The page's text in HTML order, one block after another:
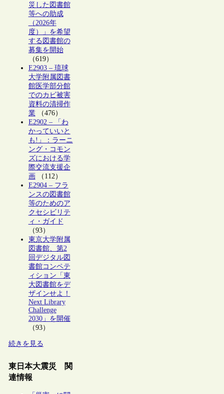
災した図書館
等への助成
（2026年
度）」を希望
する図書館の
募集を開始
（619）
E2903 – 琉球
大学附属図書
館医学部分館
でのカビ被害
資料の清掃作
業（476）
E2902 – 「わ
かっていいと
も!」：ラーニ
ング・コモン
ズにおける学
際交流支援企
画（112）
E2904 – フラ
ンスの図書館
等のためのア
クセシビリテ
ィ・ガイド
（93）
東京大学附属
図書館、第2
回デジタル図
書館コンペテ
ィション「東
大図書館をデ
ザインせよ！
Next Library
Challenge
2030」を開催
（93）
続きを見る
東日本大震災 関
連情報